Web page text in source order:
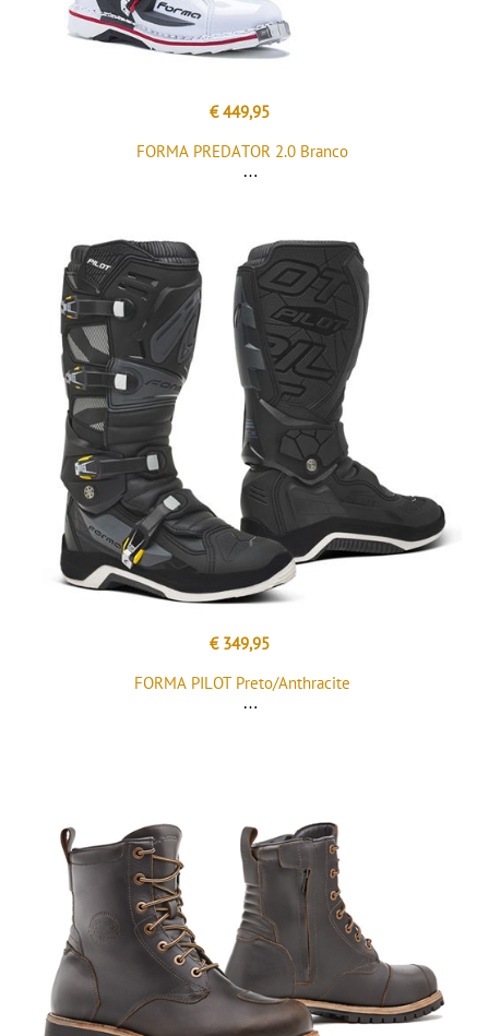
€ 449,95
FORMA PREDATOR 2.0 Branco
€ 349,95
FORMA PILOT Preto/Anthracite